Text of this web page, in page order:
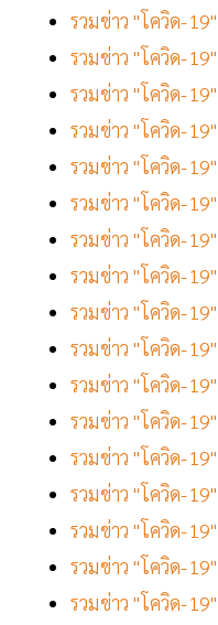
รวมข่าว "โควิด-
รวมข่าว "โควิด-
รวมข่าว "โควิด-
รวมข่าว "โควิด-
รวมข่าว "โควิด-
รวมข่าว "โควิด-
รวมข่าว "โควิด-
รวมข่าว "โควิด-
รวมข่าว "โควิด-
รวมข่าว "โควิด-
รวมข่าว "โควิด-
รวมข่าว "โควิด-
รวมข่าว "โควิด-
รวมข่าว "โควิด-
รวมข่าว "โควิด-
รวมข่าว "โควิด-
รวมข่าว "โควิด-